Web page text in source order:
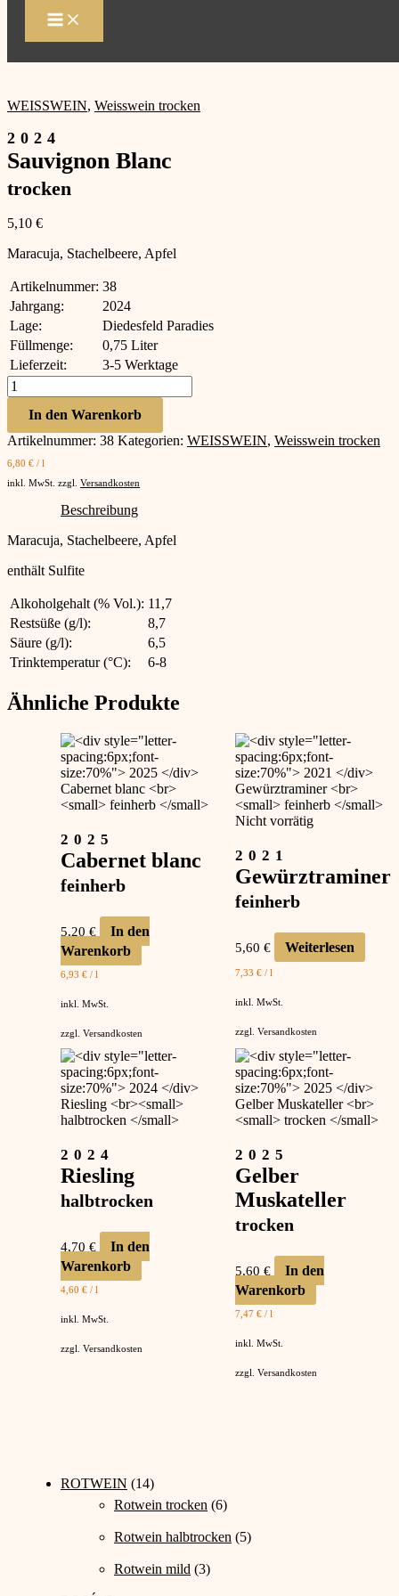
springen
ROTWEIN 141
4
r
o
Rotwein trocken 66
r
Rotwein halbtrocken 55
Rotwein mild 33
WEISSWEIN, Weisswein trocken
2024
Sauvignon Blanc
trocken
5,10 €
Maracuja, Stachelbeere, Apfel
Artikelnummer: 38
Jahrgang:
2024
Lage:
Diedesfeld Paradies
Füllmenge:
0,75 Liter
Lieferzeit:
3-5 Werktage
2024
Sauvignon
Blanc
trocken
Menge
In den Warenkorb
Artikelnummer: 38 Kategorien: WEISSWEIN, Weisswein trocken
6,80 € / l
inkl. MwSt. zzgl. Versandkosten
Beschreibung
Maracuja, Stachelbeere, Apfel
enthält Sulfite
Alkoholgehalt (% Vol.): 11,7
Restsüße (g/l):
8,7
Säure (g/l):
6,5
Trinktemperatur (°C):
6-8
Ähnliche Produkte
2025
Cabernet blanc
feinherb
5,20 €
In den
Warenkorb
6,93 € / l
inkl. MwSt.
zzgl. Versandkosten
Nicht vorrätig
2021
Gewürztraminer
feinherb
5,60 € Weiterlesen
7,33 € / l
inkl. MwSt.
zzgl. Versandkosten
2024
Riesling
halbtrocken
4,70 €
In den
Warenkorb
4,60 € / l
inkl. MwSt.
zzgl. Versandkosten
2025
Gelber
Muskateller
trocken
5,60 €
In den
Warenkorb
7,47 € / l
inkl. MwSt.
zzgl. Versandkosten